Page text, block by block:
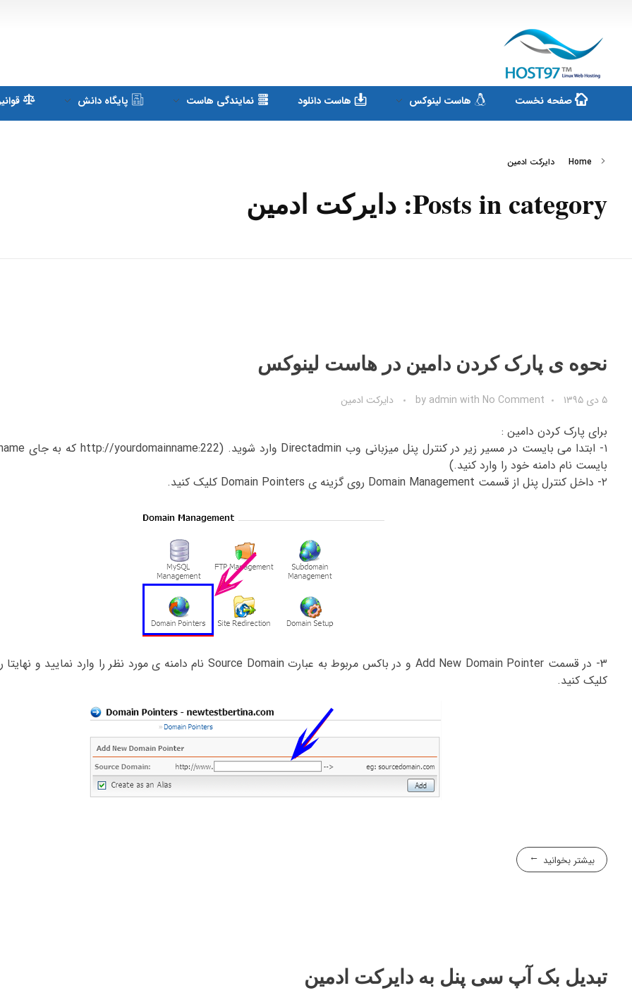
هاست ۹۷ارائه سرویس هاست لینوکس و ثبت دامنه
صفحه نخست هاست لینوکس هاست دانلود نمایندگی هاست پایگاه دانش
Home دایرکت ادمین
Posts in category: دایرکت ادمین
نحوه ی پارک کردن دامین در هاست لینوکس
۵ دی ۱۳۹۵ by admin with No Comment دایرکت ادمین
برای پارک کردن دامین :
بایست نام دامنه خود را وارد کنید.)
۲- داخل کنترل پنل از قسمت Domain Management روی گزینه ی Domain Pointers کلیک کنید.
کلیک کنید.
بیشتر بخوانید
تبدیل بک آپ سی پنل به دایرکت ادمین